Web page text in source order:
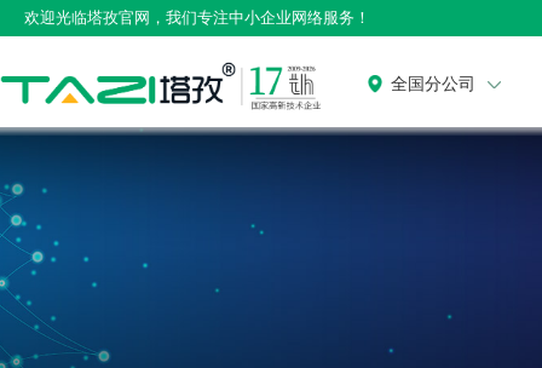
欢迎光临塔孜官网，我们专注中小企业网络服务！
全国分公司